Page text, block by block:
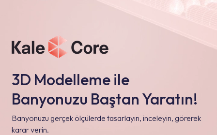
3D Modelleme ile
Banyonuzu Baştan Yaratın!
Banyonuzu gerçek ölçülerde tasarlayın, inceleyin, görerek
karar verin.